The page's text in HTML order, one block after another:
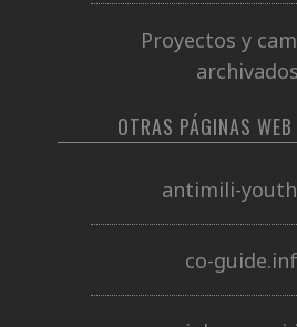
Proyectos y
archivados
OTRAS PÁGINAS
antimili-
co-